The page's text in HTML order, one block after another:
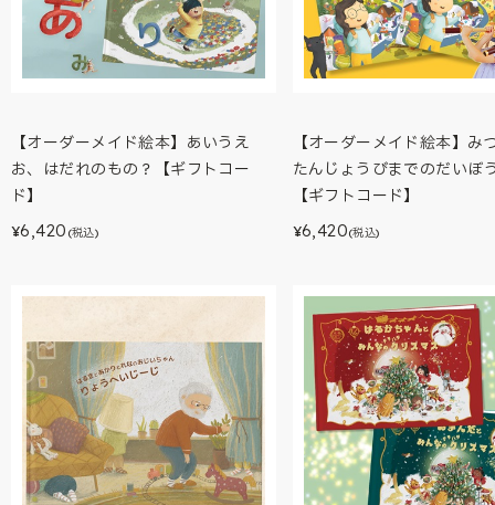
【オーダーメイド絵本】あいうえ
お、はだれのもの？【ギフトコー
ド】
¥6,420 (税込)
【オーダーメイド絵本】み
たんじょうびまでのだいぼ
【ギフトコード】
¥6,420(税込)